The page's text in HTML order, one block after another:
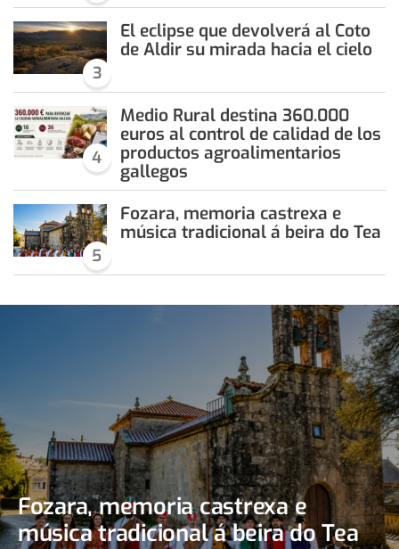
3
El eclipse que devolverá al Coto
de Aldir su mirada hacia el cielo
4
Medio Rural destina 360.000
euros al control de calidad de los
productos agroalimentarios
gallegos
5
Fozara, memoria castrexa e
música tradicional á beira do Tea
Fozara, memoria castrexa e
música tradicional á beira do Tea